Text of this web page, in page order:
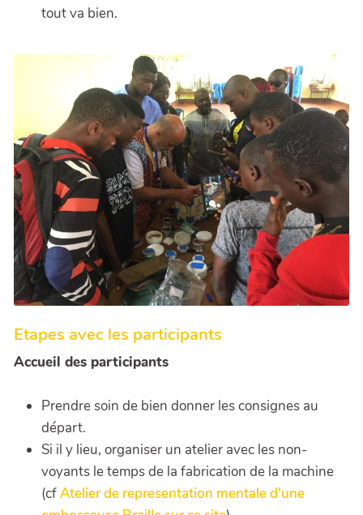
tout va bien.
Etapes avec les participants
Accueil des participants
Prendre soin de bien donner les consignes au
départ.
Si il y lieu, organiser un atelier avec les non-
voyants le temps de la fabrication de la machine
(cfAtelier de representation mentale d'une